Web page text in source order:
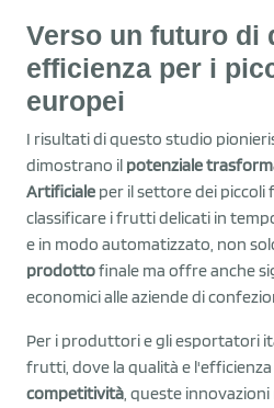
Verso un futuro di
efficienza per i
europei
I risultati di questo studio
dimostrano il potenziale
Artificiale per il settore dei piccoli
classificare i frutti delicati in
e in modo automatizzato, non
prodottofinale ma offre anche
economici alle aziende di
Per i produttori e gli esportatori
frutti, dove la qualità e
competitività, queste